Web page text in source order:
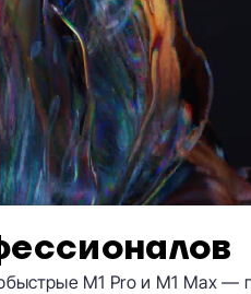
M1 Pro и M1 Max —